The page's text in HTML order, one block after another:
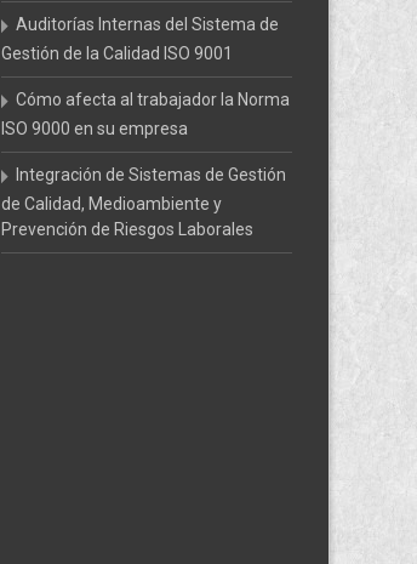
Auditorías Internas del Sistema de
Gestión de la Calidad ISO 9001
Cómo afecta al trabajador la Norma
ISO 9000 en su empresa
Integración de Sistemas de Gestión
de Calidad, Medioambiente y
Prevención de Riesgos Laborales